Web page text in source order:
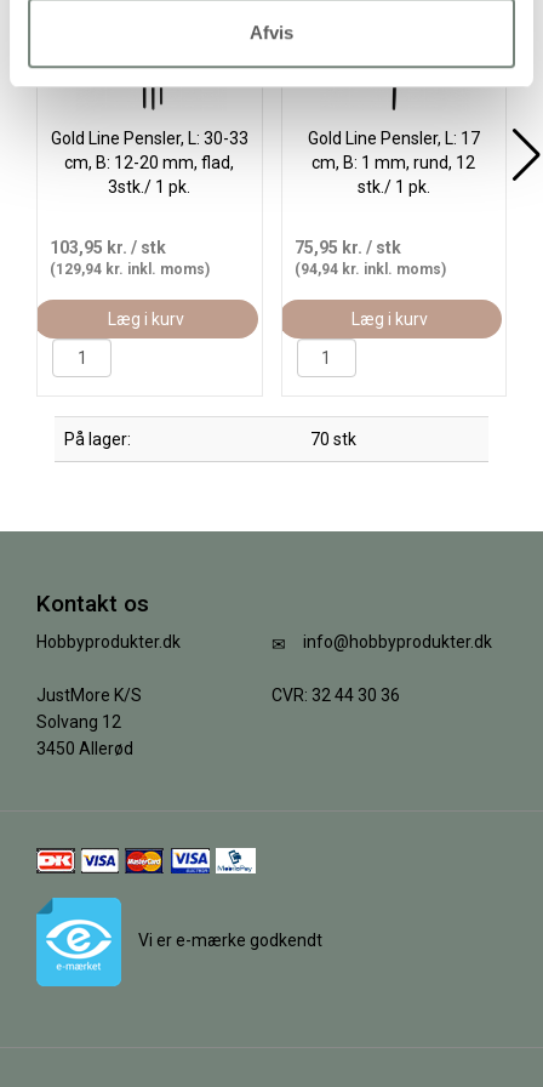
Afvis
Gold Line Pensler, L: 30-33
cm, B: 12-20 mm, flad,
3stk./ 1 pk.
103,95 kr. / stk
(129,94 kr. inkl. moms)
Læg i kurv
Gold Line Pensler, L: 17
cm, B: 1 mm, rund, 12
stk./ 1 pk.
75,95 kr. / stk
(94,94 kr. inkl. moms)
Læg i kurv
På lager: 70 stk
Kontakt os
Hobbyprodukter.dk
JustMore K/S
Solvang 12
3450 Allerød
info@hobbyprodukter.dk
CVR: 32 44 30 36
Vi er e-mærke godkendt